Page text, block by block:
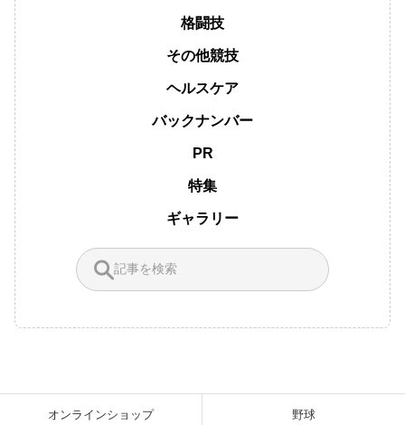
格闘技
その他競技
ヘルスケア
バックナンバー
PR
特集
ギャラリー
オンラインショップ 野球